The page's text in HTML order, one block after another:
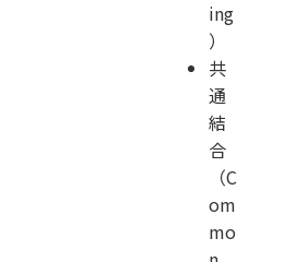
ing
）
共
通
結
合
（C
om
mo